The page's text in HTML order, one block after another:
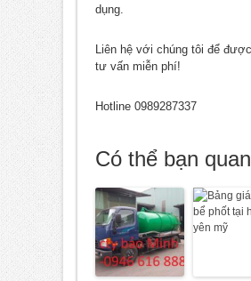
dụng.
Liên hệ với chúng tôi để
tư vấn miễn phí!
Hotline 0989287337
Có thể bạn